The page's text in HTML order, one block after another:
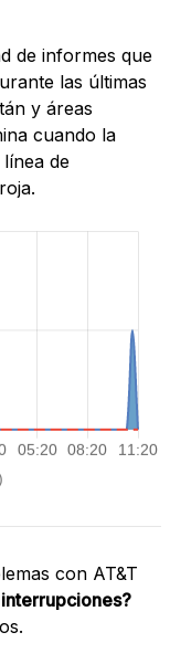
de informes que
las últimas
y áreas
cuando la
de
con AT&T